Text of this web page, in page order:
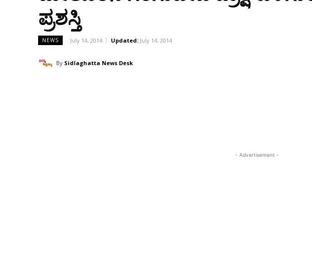
ಪ್ರಶಸ್ತಿ
NEWS July 14, 2014 Updated: July 14, 2014
By Sidlaghatta News Desk
- Advertisement -